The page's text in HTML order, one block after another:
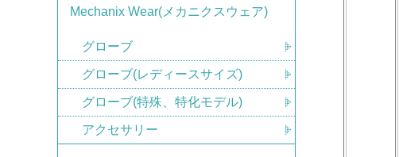
Mechanix Wear(メカニクスウェア)
グローブ
グローブ(レディースサイズ)
グローブ(特殊、特化モデル)
アクセサリー